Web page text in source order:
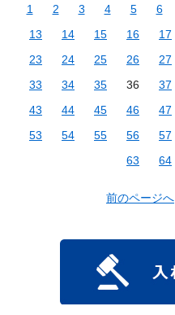
1 2 3 4 5 6
13
14 15 16 17
23
24 25 26 27
33
34 35 36 37
43
44 45 46 47
53
54 55 56 57
63
64
前のページへ